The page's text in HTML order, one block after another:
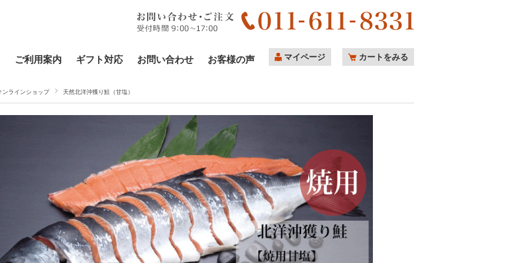
ご利用案内 ギフト対応 お問い合わせ お客様の声 マイページ カートをみる
ンラインショップ 天然北洋沖獲り鮭（甘塩）